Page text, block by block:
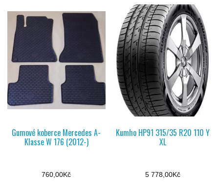
Gumové koberce Mercedes A-
Klasse W 176 (2012-)
760,00Kč
Kumho HP91 315/35 R20 110 Y
XL
5 778,00Kč